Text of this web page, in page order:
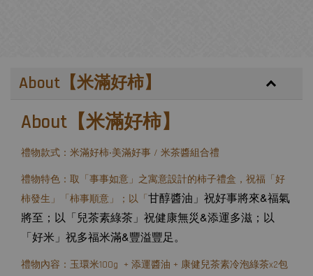
About【米滿好柿】
About【米滿好柿】
禮物款式：米滿好柿‧美滿好事 / 米茶醬組合禮
禮物特色：取「事事如意」之寓意設計的柿子禮盒，祝福「好
柿發生」「柿事順意」；以「 甘醇醬油」祝好事將來&福氣
將至；以「兒茶素綠茶」祝健康無災&添運多滋；以
「好米」祝多福米滿&豐溢豐足。
禮物內容：玉環米100g + 添運醬油 + 康健兒茶素冷泡綠茶x2包